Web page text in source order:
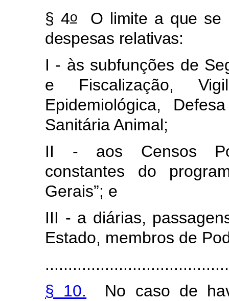
§ 4oO limite a que se
despesas relativas:
I - às subfunções de
e Fiscalização,
Epidemiológica,
Sanitária Animal;
II - aos Censos
constantes do
Gerais”; e
III - a diárias,
Estado, membros de
§ 10. No caso de